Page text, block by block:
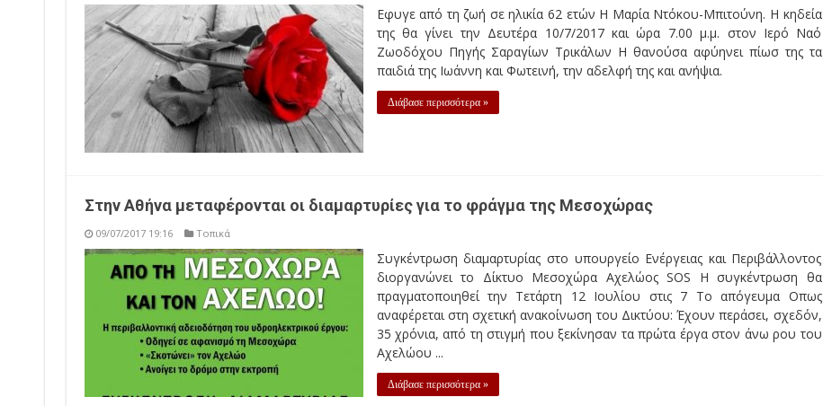
Εφυγε από τη ζωή σε ηλικία 62 ετών Η Μαρία Ντόκου-Μπιτούνη. Η κηδεία
της θα γίνει την Δευτέρα 10/7/2017 και ώρα 7.00 μ.μ. στον Ιερό Ναό
Ζωοδόχου Πηγής Σαραγίων Τρικάλων Η θανούσα αφύηνει πίωσ της τα
παιδιά της Ιωάννη και Φωτεινή, την αδελφή της και ανήψια.
Διάβασε περισσότερα »
Στην Αθήνα μεταφέρονται οι διαμαρτυρίες για το φράγμα της Μεσοχώρας
09/07/2017 19:16 Τοπικά
Συγκέντρωση διαμαρτυρίας στο υπουργείο Ενέργειας και Περιβάλλοντος
διοργανώνει το Δίκτυο Μεσοχώρα Αχελώος SOS Η συγκέντρωση θα
πραγματοποιηθεί την Τετάρτη 12 Ιουλίου στις 7 Το απόγευμα Οπως
αναφέρεται στη σχετική ανακοίνωση του Δικτύου: Έχουν περάσει, σχεδόν,
35 χρόνια, από τη στιγμή που ξεκίνησαν τα πρώτα έργα στον άνω ρου του
Αχελώου ...
Διάβασε περισσότερα »